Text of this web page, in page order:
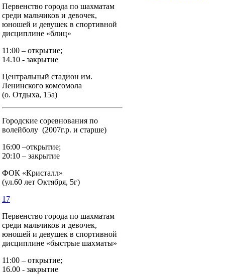
Первенство города по шахматам
среди мальчиков и девочек,
юношей и девушек в спортивной
дисциплине «блиц»
11:00 – открытие;
14.10 - закрытие
Центральный стадион им.
Ленинского комсомола
(о. Отдыха, 15а)
Городские соревнования по
волейболу (2007г.р. и старше)
16:00 –открытие;
20:10 – закрытие
ФОК «Кристалл»
(ул.60 лет Октября, 5г)
17
Первенство города по шахматам
среди мальчиков и девочек,
юношей и девушек в спортивной
дисциплине «быстрые шахматы»
11:00 – открытие;
16.00 - закрытие